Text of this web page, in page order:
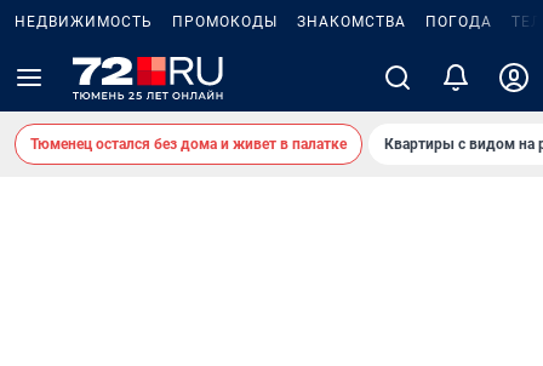
НЕДВИЖИМОСТЬ ПРОМОКОДЫ ЗНАКОМСТВА ПОГОДА
Тюменец остался без дома и живет в палатке Квартиры с видом на